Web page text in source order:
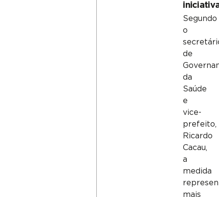
Segundo
o
de
da
Saúde
e
vice-
prefeito,
Ricardo
Cacau,
a
medida
mais